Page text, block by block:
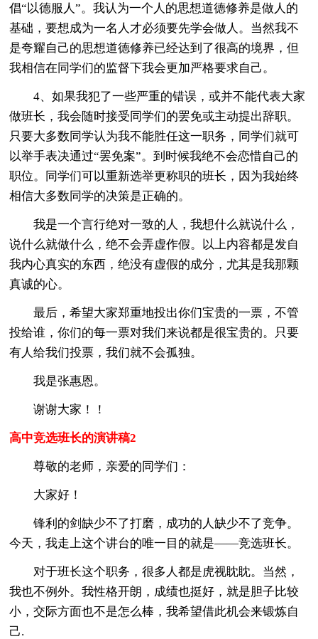
倡“以德服人”。我认为一个人的思想道德修养是做人的
基础，要想成为一名人才必须要先学会做人。当然我不
是夸耀自己的思想道德修养已经达到了很高的境界，但
我相信在同学们的监督下我会更加严格要求自己。
4、如果我犯了一些严重的错误，或并不能代表大家
做班长，我会随时接受同学们的罢免或主动提出辞职。
只要大多数同学认为我不能胜任这一职务，同学们就可
以举手表决通过“罢免案”。到时候我绝不会恋惜自己的
职位。同学们可以重新选举更称职的班长，因为我始终
相信大多数同学的决策是正确的。
我是一个言行绝对一致的人，我想什么就说什么，
说什么就做什么，绝不会弄虚作假。以上内容都是发自
我内心真实的东西，绝没有虚假的成分，尤其是我那颗
真诚的心。
最后，希望大家郑重地投出你们宝贵的一票，不管
投给谁，你们的每一票对我们来说都是很宝贵的。只要
有人给我们投票，我们就不会孤独。
我是张惠恩。
谢谢大家！！
高中竞选班长的演讲稿2
尊敬的老师，亲爱的同学们：
大家好！
锋利的剑缺少不了打磨，成功的人缺少不了竞争。
今天，我走上这个讲台的唯一目的就是——竞选班长。
对于班长这个职务，很多人都是虎视眈眈。当然，
我也不例外。我性格开朗，成绩也挺好，就是胆子比较
小，交际方面也不是怎么棒，我希望借此机会来锻炼自
己.